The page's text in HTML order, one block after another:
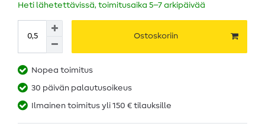
Heti lähetettävissä, toimitusaika 5–7 arkipäivää
Ostoskoriin
Nopea toimitus
30 päivän palautusoikeus
Ilmainen toimitus yli 150 € tilauksille